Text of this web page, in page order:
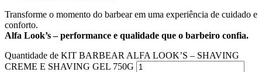
Transforme o momento do barbear em uma experiência de cuidado e
conforto.
Alfa Look’s – performance e qualidade que o barbeiro confia.
Quantidade de KIT BARBEAR ALFA LOOK’S – SHAVING
CREME E SHAVING GEL 750G